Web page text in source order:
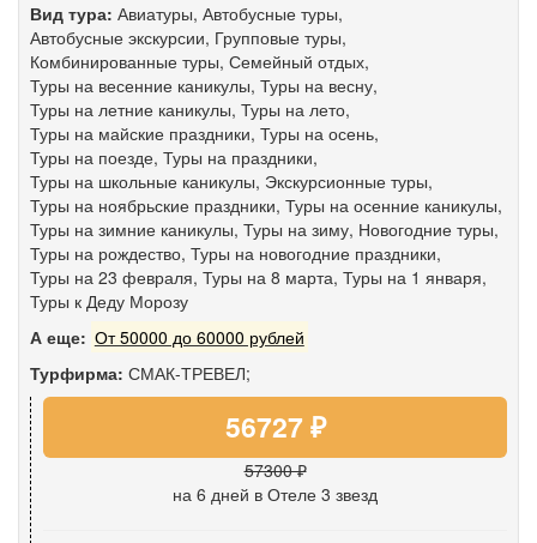
Вид тура: Авиатуры, Автобусные туры,
Автобусные экскурсии, Групповые туры,
Комбинированные туры, Семейный отдых,
Туры на весенние каникулы, Туры на весну,
Туры на летние каникулы, Туры на лето,
Туры на майские праздники, Туры на осень,
Туры на поезде, Туры на праздники,
Туры на школьные каникулы, Экскурсионные туры,
Туры на ноябрьские праздники, Туры на осенние каникулы,
Туры на зимние каникулы, Туры на зиму, Новогодние туры,
Туры на рождество, Туры на новогодние праздники,
Туры на 23 февраля, Туры на 8 марта, Туры на 1 января,
Туры к Деду Морозу
А еще: От 50000 до 60000 рублей
Турфирма: СМАК-ТРЕВЕЛ;
56727 ₽
57300 ₽
на 6 дней в Отеле 3 звезд